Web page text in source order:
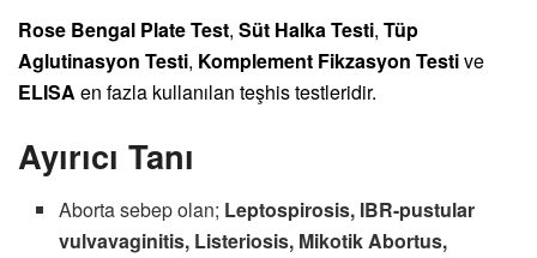
Rose Bengal Plate Test, Süt Halka Testi, Tüp
Aglutinasyon Testi, Komplement Fikzasyon Testive
ELISA en fazla kullanılan teşhis testleridir.
Ayırıcı Tanı
Aborta sebep olan; Leptospirosis, IBR-pustular
vulvavaginitis, Listeriosis, Mikotik Abortus,